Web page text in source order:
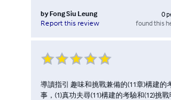
by Fong Siu Leung
Report this review
0
found this
導讀指引 趣味和挑戰兼備的(11章)構建的
事，(1)真功夫尋(11)構建的考驗和(12)挑